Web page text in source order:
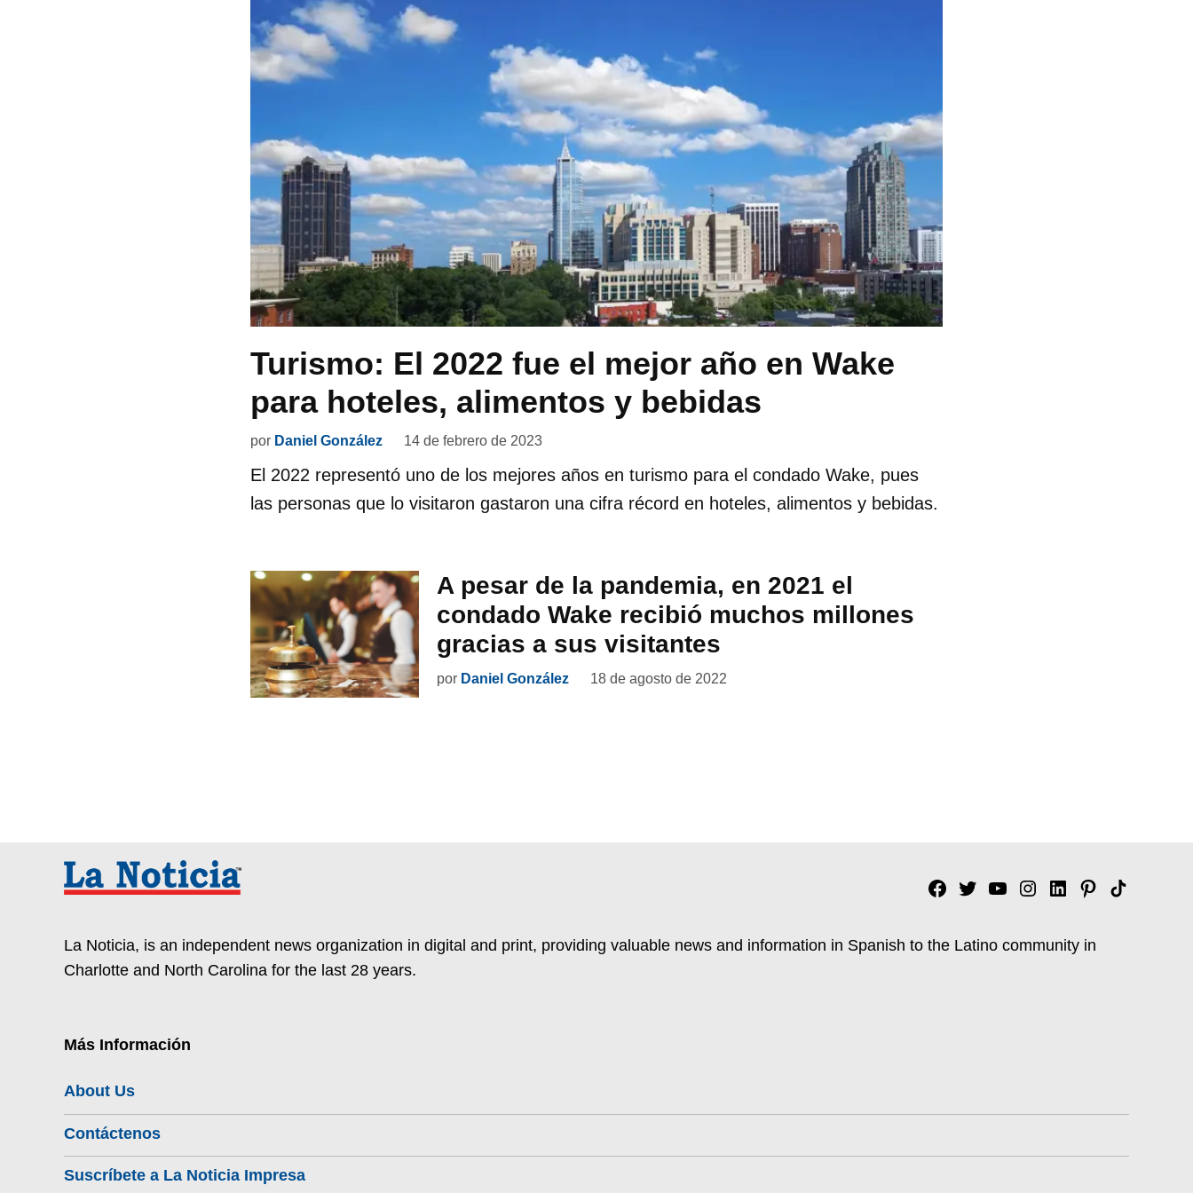
Turismo: El 2022 fue el mejor año en Wake
para hoteles, alimentos y bebidas
por Daniel González 14 de febrero de 2023
El 2022 representó uno de los mejores años en turismo para el condado Wake, pues
las personas que lo visitaron gastaron una cifra récord en hoteles, alimentos y bebidas.
A pesar de la pandemia, en 2021 el
condado Wake recibió muchos millones
gracias a sus visitantes
por Daniel González 18 de agosto de 2022
Facebook
TwitterYouTubeInstagram
Linkedin
Pinterest
Tik
La Noticia, is an independent news organization in digital and print, providing valuable news and information in Spanish to the Latino community in
Charlotte and North Carolina for the last 28 years.
Más Información
About Us
Contáctenos
Suscríbete a La Noticia Impresa